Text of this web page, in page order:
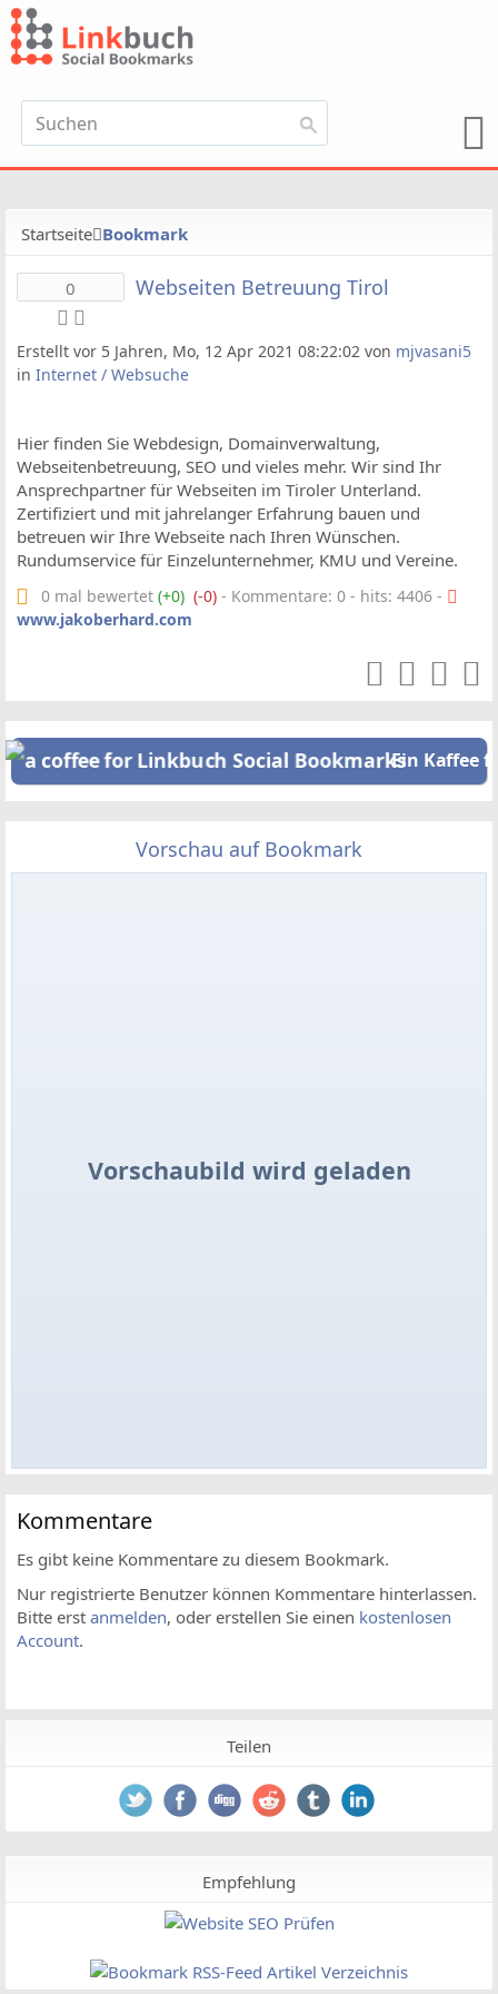
Startseite Bookmark
0 Webseiten Betreuung Tirol
Erstellt vor 5 Jahren, Mo, 12 Apr 2021 08:22:02 von mjvasani5
in Internet / Websuche
Hier finden Sie Webdesign, Domainverwaltung,
Webseitenbetreuung, SEO und vieles mehr. Wir sind Ihr
Ansprechpartner für Webseiten im Tiroler Unterland.
Zertifiziert und mit jahrelanger Erfahrung bauen und
betreuen wir Ihre Webseite nach Ihren Wünschen.
Rundumservice für Einzelunternehmer, KMU und Vereine.
0 mal bewertet (+0) (-0) - Kommentare: 0 - hits: 4406 -
www.jakoberhard.com
Ein Kaffee
Vorschau auf Bookmark
Vorschaubild wird geladen
Kommentare
Es gibt keine Kommentare zu diesem Bookmark.
Nur registrierte Benutzer können Kommentare hinterlassen.
Bitte erst anmelden, oder erstellen Sie einen kostenlosen
Account.
Teilen
Empfehlung